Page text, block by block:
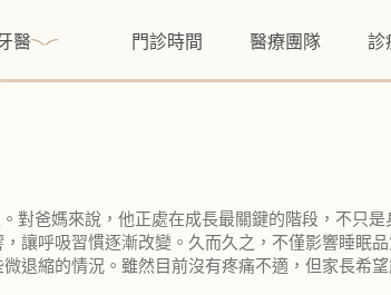
醫 門診時間 醫療團隊 診
對爸媽來說，他正處在成長最關鍵的階段，不只
讓呼吸習慣逐漸改變。久而久之，不僅影響睡
退縮的情況。雖然目前沒有疼痛不適，但家長希